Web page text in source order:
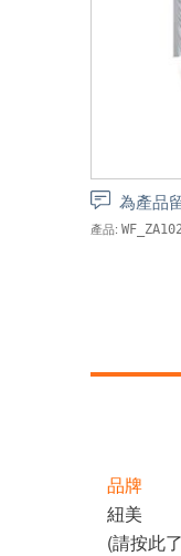
為產品
產品:
品牌
紐美
(請按此